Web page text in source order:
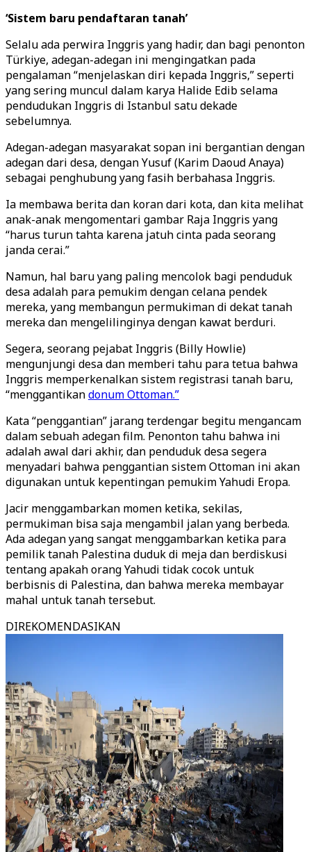
‘Sistem baru pendaftaran tanah’
Selalu ada perwira Inggris yang hadir, dan bagi penonton
Türkiye, adegan-adegan ini mengingatkan pada
pengalaman “menjelaskan diri kepada Inggris,” seperti
yang sering muncul dalam karya Halide Edib selama
pendudukan Inggris di Istanbul satu dekade
sebelumnya.
Adegan-adegan masyarakat sopan ini bergantian dengan
adegan dari desa, dengan Yusuf (Karim Daoud Anaya)
sebagai penghubung yang fasih berbahasa Inggris.
Ia membawa berita dan koran dari kota, dan kita melihat
anak-anak mengomentari gambar Raja Inggris yang
“harus turun tahta karena jatuh cinta pada seorang
janda cerai.”
Namun, hal baru yang paling mencolok bagi penduduk
desa adalah para pemukim dengan celana pendek
mereka, yang membangun permukiman di dekat tanah
mereka dan mengelilinginya dengan kawat berduri.
Segera, seorang pejabat Inggris (Billy Howlie)
mengunjungi desa dan memberi tahu para tetua bahwa
Inggris memperkenalkan sistem registrasi tanah baru,
“menggantikandonum Ottoman.”
Kata “penggantian” jarang terdengar begitu mengancam
dalam sebuah adegan film. Penonton tahu bahwa ini
adalah awal dari akhir, dan penduduk desa segera
menyadari bahwa penggantian sistem Ottoman ini akan
digunakan untuk kepentingan pemukim Yahudi Eropa.
Jacir menggambarkan momen ketika, sekilas,
permukiman bisa saja mengambil jalan yang berbeda.
Ada adegan yang sangat menggambarkan ketika para
pemilik tanah Palestina duduk di meja dan berdiskusi
tentang apakah orang Yahudi tidak cocok untuk
berbisnis di Palestina, dan bahwa mereka membayar
mahal untuk tanah tersebut.
DIREKOMENDASIKAN